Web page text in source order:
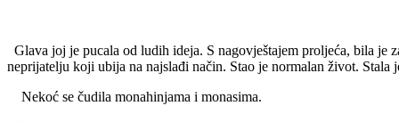
Glava joj je pucala od ludih ideja. S nagovještajem proljeća, bila
neprijatelju koji ubija na najslađi način. Stao je normalan život.
Nekoć se čudila monahinjama i monasima.